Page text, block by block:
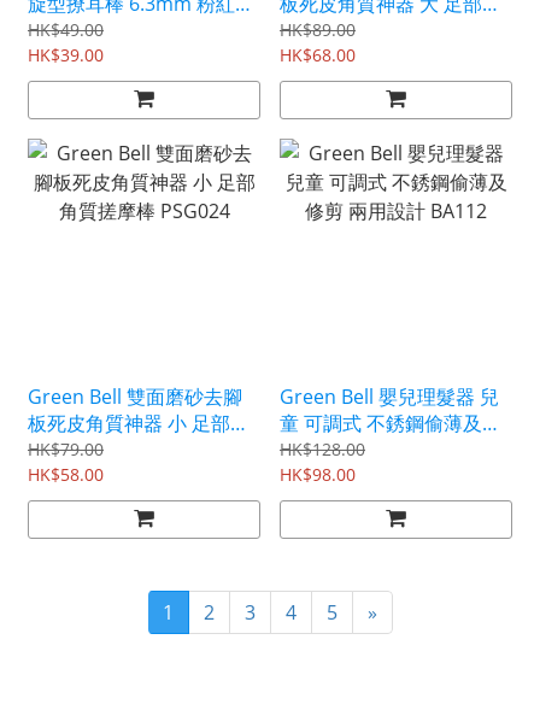
G2190
HK$49.00
HK$39.00
質搓摩棒 PSG025
HK$89.00
HK$68.00
Green Bell 雙面磨砂去腳
板死皮角質神器 小 足部角
質搓摩棒 PSG024
HK$79.00
HK$58.00
Green Bell 嬰兒理髮器 兒
童 可調式 不銹鋼偷薄及修
剪 兩用設計 BA112
HK$128.00
HK$98.00
1 2 3 4 5 »